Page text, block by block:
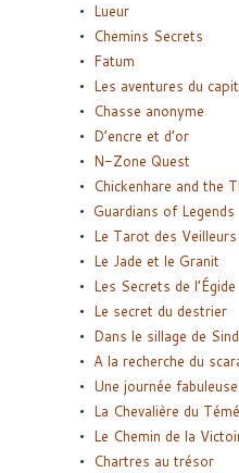
Lueur
Chemins Secrets
Fatum
Les aventures du
Chasse anonyme
D’encre et d’or
N-Zone Quest
Chickenhare and the
Guardians of Legends
Le Tarot des Veilleurs
Le Jade et le Granit
Les Secrets de l’Égide
Le secret du destrier
Dans le sillage de
A la recherche du
Une journée fabuleuse
La Chevalière du
Le Chemin de la
Chartres au trésor